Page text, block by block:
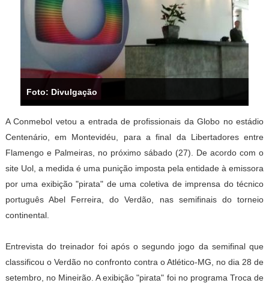
Foto: Divulgação
A Conmebol vetou a entrada de profissionais da Globo no estádio
Centenário, em Montevidéu, para a final da Libertadores entre
Flamengo e Palmeiras, no próximo sábado (27). De acordo com o
site Uol, a medida é uma punição imposta pela entidade à emissora
por uma exibição "pirata" de uma coletiva de imprensa do técnico
português Abel Ferreira, do Verdão, nas semifinais do torneio
continental.
Entrevista do treinador foi após o segundo jogo da semifinal que
classificou o Verdão no confronto contra o Atlético-MG, no dia 28 de
setembro, no Mineirão. A exibição "pirata" foi no programa Troca de